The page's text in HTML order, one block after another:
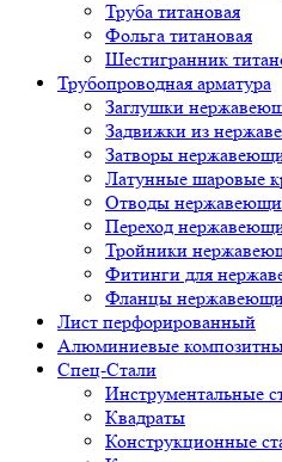
Труба титановая
Фольга титановая
Шестигранник
Трубопроводная арматура
Заглушки
Задвижки из
Затворы
Латунные шаровые
Отводы
Переход
Тройники
Фитинги для
Фланцы
Лист перфорированный
Алюминиевые
Спец-Стали
Инструментальные
Квадраты
Конструкционные